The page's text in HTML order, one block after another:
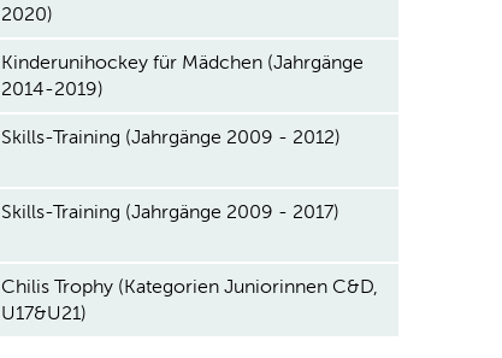
2020)
Kinderunihockey für Mädchen (Jahrgänge
2014-2019)
Skills-Training (Jahrgänge 2009 - 2012)
Skills-Training (Jahrgänge 2009 - 2017)
Chilis Trophy (Kategorien Juniorinnen C&D,
U17&U21)